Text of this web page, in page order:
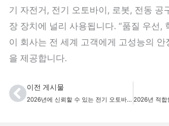
기 자전거, 전기 오토바이, 로봇, 전동 공
장 장치에 널리 사용됩니다. “품질 우선,
이 회사는 전 세계 고객에게 고성능의 안
을 제공합니다.
이전이전 게시물
2026년에 신뢰할 수 있는 전기 오토바이 배터리 제조업체를 선택하는 방법